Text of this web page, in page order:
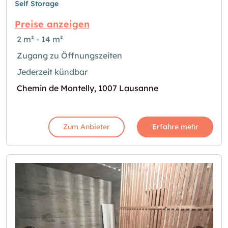
Self Storage
Preise anzeigen
2 m² - 14 m²
Zugang zu Öffnungszeiten
Jederzeit kündbar
Chemin de Montelly, 1007 Lausanne
Zum Anbieter Erfahre mehr